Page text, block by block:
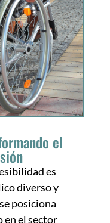
el
es
diverso y
posiciona
en el sector